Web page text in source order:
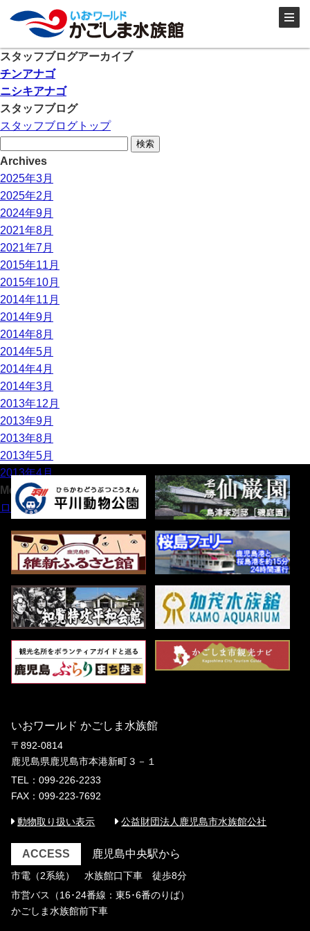
スタッフブログアーカイブ
チンアナゴ
ニシキアナゴ
スタッフブログ
スタッフブログトップ
索:
Archives
2025年3月
2025年2月
2024年9月
2021年8月
2021年7月
2015年11月
2015年10月
2014年11月
2014年9月
2014年8月
2014年5月
2014年4月
2014年3月
2013年12月
2013年9月
2013年8月
2013年5月
2013年4月
Meta
ログイン
いおワールド かごしま水族館
〒892-0814
鹿児島県鹿児島市本港新町３－１
TEL：099-226-2233
FAX：099-223-7692
動物取り扱い表示 公益財団法人鹿児島市水族館公社
ACCESS 鹿児島中央駅から
市電（2系統） 水族館口下車 徒歩8分
市営バス（16･24番線：東5･6番のりば）
かごしま水族館前下車